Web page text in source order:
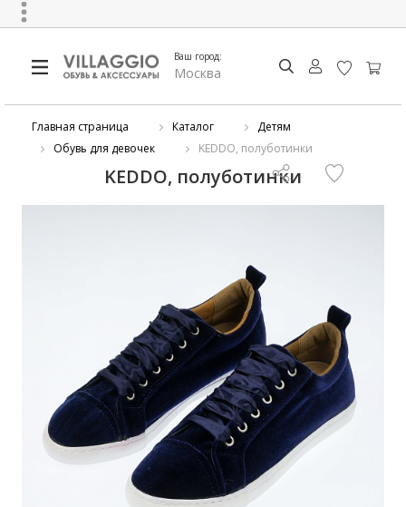
Ваш город:
Москва
Главная страница Каталог
Детям
Обувь для девочек
KEDDO, полуботинки
KEDDO, полуботинки